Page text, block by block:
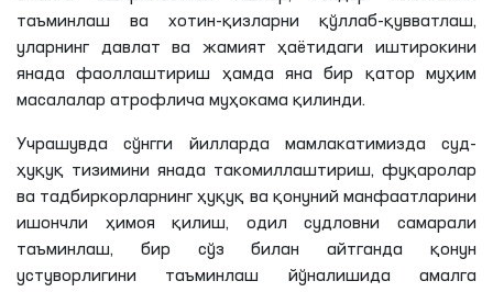
таъминлаш ва хотин-қизларни қўллаб-қувватлаш,
уларнинг давлат ва жамият ҳаётидаги иштирокини
янада фаоллаштириш ҳамда яна бир қатор муҳим
масалалар атрофлича муҳокама қилинди.
Учрашувда сўнгги йилларда мамлакатимизда суд-
ҳуқуқ тизимини янада такомиллаштириш, фуқаролар
ва тадбиркорларнинг ҳуқуқ ва қонуний манфаатларини
ишончли ҳимоя қилиш, одил судловни самарали
таъминлаш, бир сўз билан айтганда қонун
устуворлигини таъминлаш йўналишида амалга